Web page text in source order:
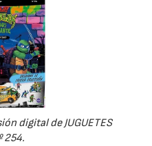
digital de JUGUETES
254.